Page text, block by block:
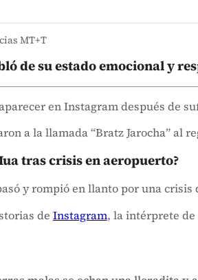
MT+T
de su estado emocional y
en Instagram después de
a la llamada “Bratz Jarocha” al
tras crisis en aeropuerto?
y rompió en llanto por una
de Instagram, la intérprete de